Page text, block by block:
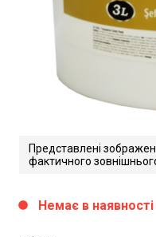
Представлені
фактичного
circle Немає в наявності